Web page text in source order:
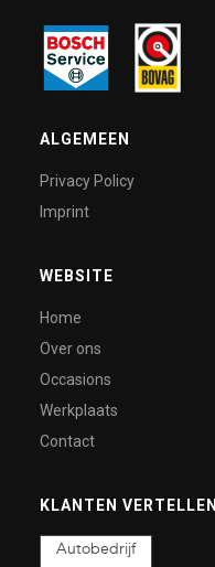
ALGEMEEN
Privacy Policy
Imprint
WEBSITE
Home
Over ons
Occasions
Werkplaats
Contact
KLANTEN VERTELLEN
Autobedrijf